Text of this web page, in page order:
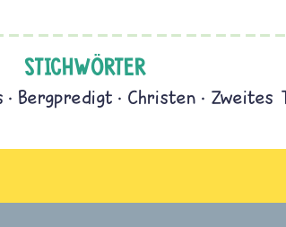
STICHWÖRTER
Bergpredigt Christen Zweites